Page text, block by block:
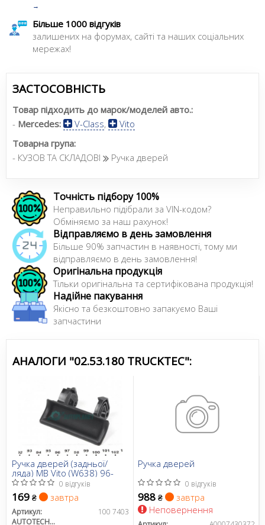
→
Більше 1000 відгуків
залишених на форумах, сайті та наших соціальних
мережах!
ЗАСТОСОВНІСТЬ
Товар підходить до марок/моделей авто.:
- Mercedes: V-Class,
Vito
Товарна група:
- КУЗОВ ТА СКЛАДОВІ
Ручка дверей
Точність підбору 100%
Неправильно підібрали за VIN-кодом?
Обміняємо за наш рахунок!
Відправляємо в день замовлення
Більше 90% запчастин в наявності, тому ми
відправляємо в день замовлення!
Оригінальна продукція
Тільки оригінальна та сертифікована продукція!
Надійне пакування
Якісно та безкоштовно запакуємо Ваші
запчастини
АНАЛОГИ "02.53.180 TRUCKTEC":
Ручка дверей (задньої/
ляда) MB Vito (W638) 96-
0 відгуків
169 ₴ завтра
Артикул:
100 7403
AUTOTECHTEILE
Ручка дверей
0 відгуків
988 ₴
завтра
Неповернення